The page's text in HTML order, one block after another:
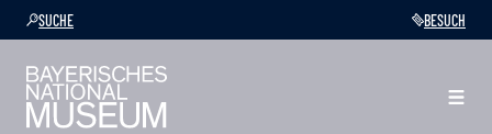
SUCHE BESUCH